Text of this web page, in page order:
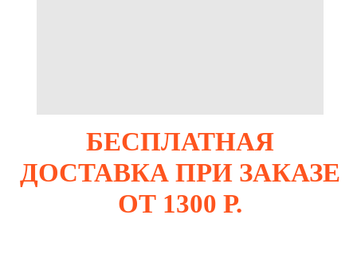
БЕСПЛАТНАЯ
ДОСТАВКА ПРИ ЗАКАЗЕ
ОТ 1300 Р.